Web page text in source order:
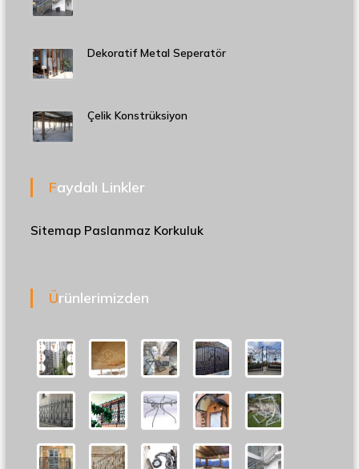
Dekoratif Metal Seperatör
Çelik Konstrüksiyon
Faydalı Linkler
Sitemap Paslanmaz Korkuluk
Ürünlerimizden